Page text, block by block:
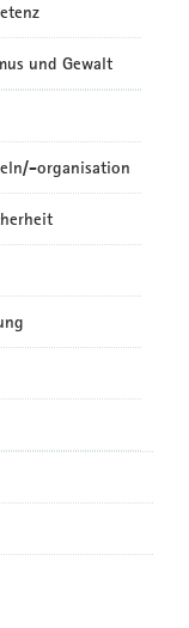
und Gewalt
organisation